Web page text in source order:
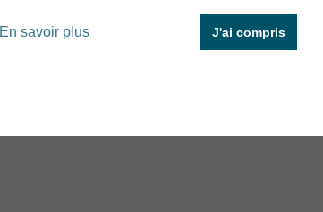
En savoir plus J'ai compris